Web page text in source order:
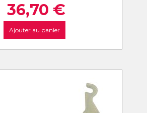
36,70 €
Ajouter au panier